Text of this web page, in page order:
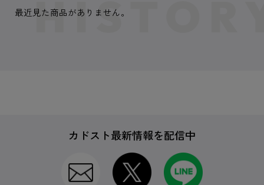
最近見た商品がありません。
カドスト最新情報を配信中